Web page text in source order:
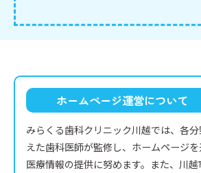
ホームページ運営について
みらくる歯科クリニック川越では、各
えた歯科医師が監修し、ホームページ
医療情報の提供に努めます。また、川